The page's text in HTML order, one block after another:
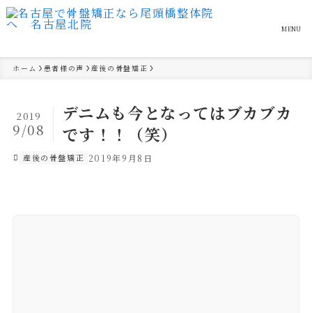
MENU
ホーム 患者様の声 産後の骨盤矯正
デニムも今となってはブカブカ
です！！（笑）
2019
9/08
産後の骨盤矯正 2019年9月8日